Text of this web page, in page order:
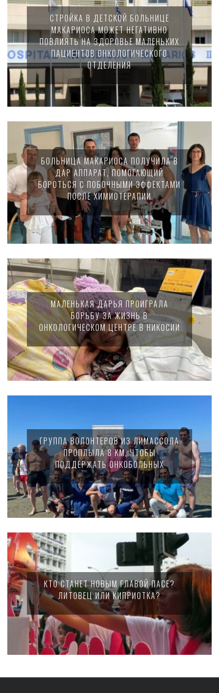
СТРОЙКА В ДЕТСКОЙ БОЛЬНИЦЕ
МАКАРИОСА МОЖЕТ НЕГАТИВНО
ПОВЛИЯТЬ НА ЗДОРОВЬЕ МАЛЕНЬКИХ
ПАЦИЕНТОВ ОНКОЛОГИЧЕСКОГО
ОТДЕЛЕНИЯ
БОЛЬНИЦА МАКАРИОСА ПОЛУЧИЛА В
ДАР АППАРАТ, ПОМОГАЮЩИЙ
БОРОТЬСЯ С ПОБОЧНЫМИ ЭФФЕКТАМИ
ПОСЛЕ ХИМИОТЕРАПИИ
МАЛЕНЬКАЯ ДАРЬЯ ПРОИГРАЛА
БОРЬБУ ЗА ЖИЗНЬ В
ОНКОЛОГИЧЕСКОМ ЦЕНТРЕ В НИКОСИИ
ГРУППА ВОЛОНТЕРОВ ИЗ ЛИМАССОЛА
ПРОПЛЫЛА 8 КМ, ЧТОБЫ
ПОДДЕРЖАТЬ ОНКОБОЛЬНЫХ
КТО СТАНЕТ НОВЫМ ГЛАВОЙ ПАСЕ?
ЛИТОВЕЦ ИЛИ КИПРИОТКА?